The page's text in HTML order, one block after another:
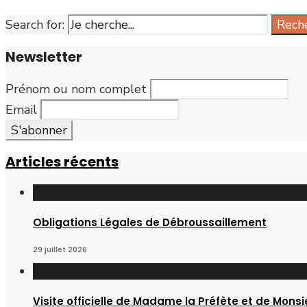
Search for:
Newsletter
Prénom ou nom complet
Email
Articles récents
Obligations Légales de Débroussaillement
29 juillet 2026
Visite officielle de Madame la Préfète et de